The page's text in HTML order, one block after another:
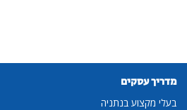
מדריך עסקים
בעלי מקצוע בנתניה